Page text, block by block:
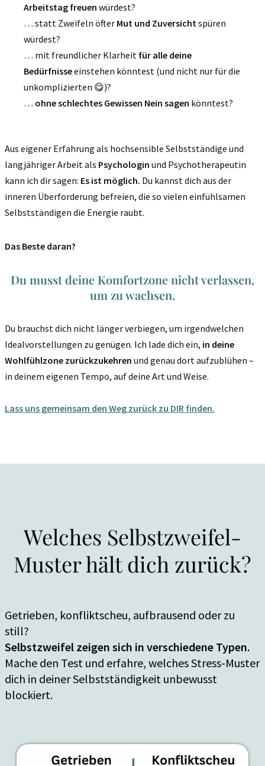
Arbeitstag freuen würdest?
… statt Zweifeln öfter Mut und Zuversicht spüren
würdest?
… mit freundlicher Klarheit für alle deine
Bedürfnisseeinstehen könntest (und nicht nur für die
unkomplizierten 😋)?
… ohne schlechtes Gewissen Nein sagen könntest?
Aus eigener Erfahrung als hochsensible Selbstständige und
langjähriger Arbeit als Psychologin und Psychotherapeutin
kann ich dir sagen: Es ist möglich. Du kannst dich aus der
inneren Überforderung befreien, die so vielen einfühlsamen
Selbstständigen die Energie raubt.
Das Beste daran?
Du musst deine Komfortzone nicht verlassen,
um zu wachsen.
Du brauchst dich nicht länger verbiegen, um irgendwelchen
Idealvorstellungen zu genügen. Ich lade dich ein, in deine
Wohlfühlzone zurückzukehren und genau dort aufzublühen –
in deinem eigenen Tempo, auf deine Art und Weise.
Lass uns gemeinsam den Weg zurück zu DIR finden.
Welches Selbstzweifel-
Muster hält dich zurück?
Getrieben, konfliktscheu, aufbrausend oder zu
still?
Selbstzweifel zeigen sich in verschiedene Typen.
Mache den Test und erfahre, welches Stress-Muster
dich in deiner Selbstständigkeit unbewusst
blockiert.